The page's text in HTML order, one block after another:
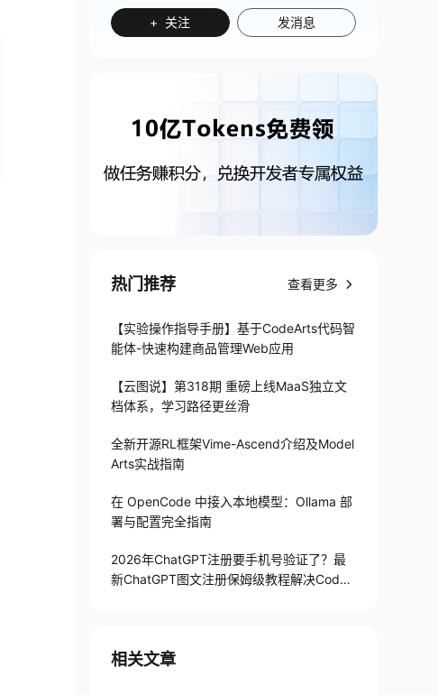
+ 关注 发消息
热门推荐 查看更多
【实验操作指导手册】基于CodeArts代码智
能体-快速构建商品管理Web应用
【云图说】第318期 重磅上线MaaS独立文
档体系，学习路径更丝滑
全新开源RL框架Vime-Ascend介绍及Model
Arts实战指南
在 OpenCode 中接入本地模型：Ollama 部
署与配置完全指南
2026年ChatGPT注册要手机号验证了？最
新ChatGPT图文注册保姆级教程解决Codex
相关文章